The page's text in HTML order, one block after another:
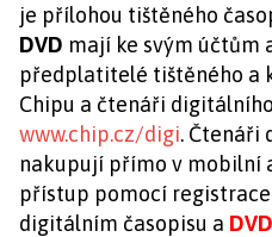
je přílohou tištěného
DVD mají ke svým
předplatitelé tištěného a
Chipu a čtenáři
www.chip.cz/digi. Čtenáři
nakupují přímo v mobilní
přístup pomocí
digitálním časopisu a